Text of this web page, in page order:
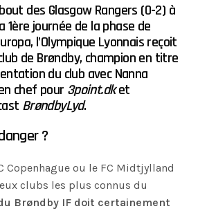
des Glasgow Rangers (0-2) à
1ère journée de la phase de
l’Olympique Lyonnais reçoit
de Brøndby, champion en titre
du club avec Nanna
chef pour 3point.dket
BrøndbyLyd.
?
Copenhague ou le FC Midtjylland
clubs les plus connus du
Brøndby IF doit certainement